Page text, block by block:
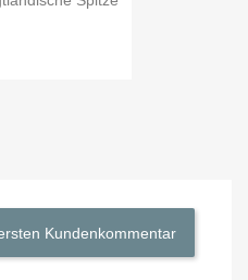
Kundenkommentar